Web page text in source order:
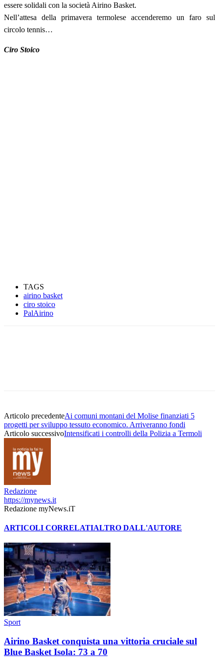
essere solidali con la società Airino Basket.
Nell’attesa della primavera termolese accenderemo un faro sul
circolo tennis…
Ciro Stoico
TAGS
airino basket
ciro stoico
PalAirino
Articolo precedenteAi comuni montani del Molise finanziati 5
progetti per sviluppo tessuto economico. Arriveranno fondi
Articolo successivoIntensificati i controlli della Polizia a Termoli
Redazione
https://mynews.it
Redazione myNews.iT
ARTICOLI CORRELATIALTRO DALL'AUTORE
Sport
Airino Basket conquista una vittoria cruciale sul
Blue Basket Isola: 73 a 70